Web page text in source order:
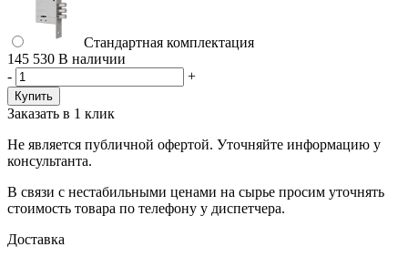
Стандартная комплектация
145 530 В наличии
-
+
Заказать в 1 клик
Не является публичной офертой. Уточняйте информацию у
консультанта.
В связи с нестабильными ценами на сырье просим уточнять
стоимость товара по телефону у диспетчера.
Доставка